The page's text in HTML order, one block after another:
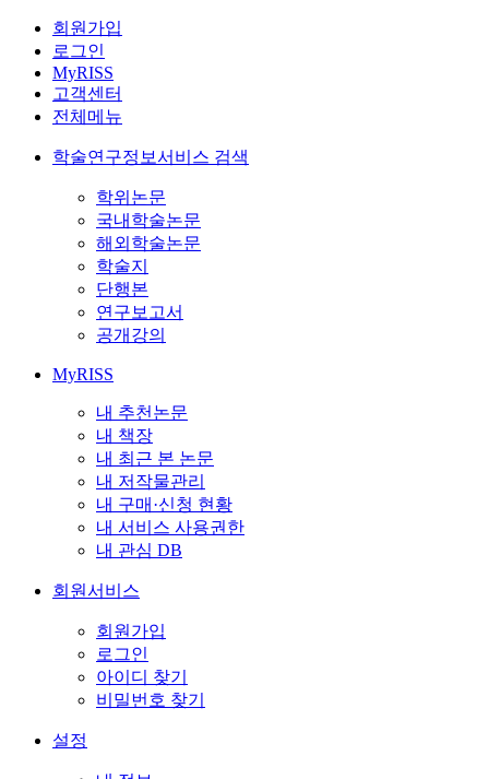
회원가입
로그인
MyRISS
고객센터
전체메뉴
학술연구정보서비스 검색
학위논문
국내학술논문
해외학술논문
학술지
단행본
연구보고서
공개강의
MyRISS
내 추천논문
내 책장
내 최근 본 논문
내 저작물관리
내 구매·신청 현황
내 서비스 사용권한
내 관심 DB
회원서비스
회원가입
로그인
아이디 찾기
비밀번호 찾기
설정